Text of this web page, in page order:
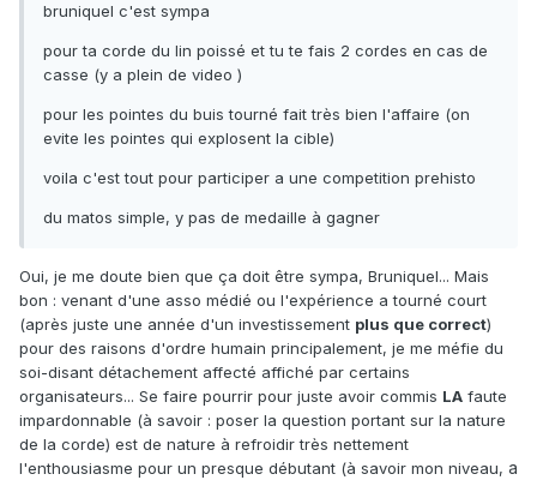
bruniquel c'est sympa
pour ta corde du lin poissé et tu te fais 2 cordes en cas de
casse (y a plein de video )
pour les pointes du buis tourné fait très bien l'affaire (on
evite les pointes qui explosent la cible)
voila c'est tout pour participer a une competition prehisto
du matos simple, y pas de medaille à gagner
Oui, je me doute bien que ça doit être sympa, Bruniquel... Mais
bon : venant d'une asso médié ou l'expérience a tourné court
(après juste une année d'un investissement plus que correct)
pour des raisons d'ordre humain principalement, je me méfie du
soi-disant détachement affecté affiché par certains
organisateurs... Se faire pourrir pour juste avoir commis LA faute
impardonnable (à savoir : poser la question portant sur la nature
de la corde) est de nature à refroidir très nettement
l'enthousiasme pour un presque débutant (à savoir mon niveau, a